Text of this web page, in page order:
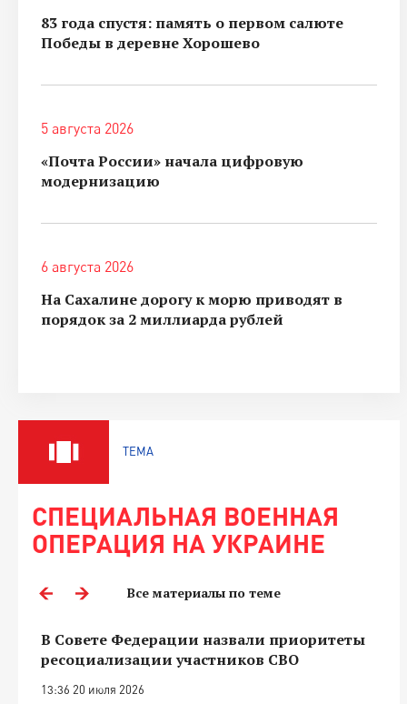
83 года спустя: память о первом салюте
Победы в деревне Хорошево
5 августа 2026
«Почта России» начала цифровую
модернизацию
6 августа 2026
На Сахалине дорогу к морю приводят в
порядок за 2 миллиарда рублей
ТЕМА
СПЕЦИАЛЬНАЯ ВОЕННАЯ
ОПЕРАЦИЯ НА УКРАИНЕ
Все материалы по теме
В Совете Федерации назвали приоритеты
ресоциализации участников СВО
13:36 20 июля 2026